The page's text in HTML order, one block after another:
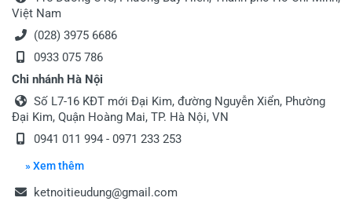
Việt Nam
(028) 3975 6686
0933 075 786
Chi nhánh Hà Nội
Số L7-16 KĐT mới Đại Kim, đường Nguyễn Xiển, Phường
Đại Kim, Quận Hoàng Mai, TP. Hà Nội, VN
0941 011 994 - 0971 233 253
» Xem thêm
ketnoitieudung@gmail.com